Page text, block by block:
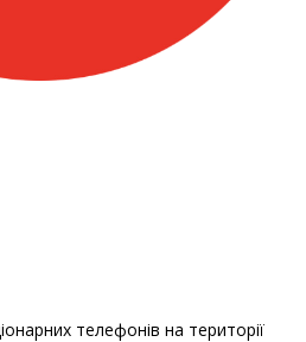
телефонів на території